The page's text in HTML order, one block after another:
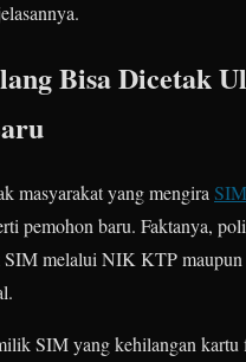
Bisa Dicetak
masyarakat yang mengira
pemohon baru. Faktanya,
melalui NIK KTP maupun
SIM yang kehilangan